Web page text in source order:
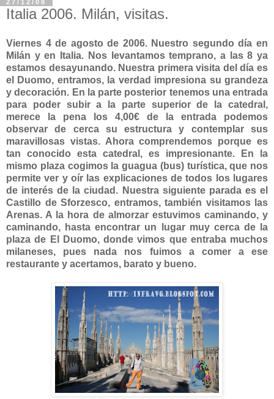
27/12/08
Italia 2006. Milán, visitas.
Viernes 4 de agosto de 2006. Nuestro segundo día en
Milán y en Italia. Nos levantamos temprano, a las 8 ya
estamos desayunando. Nuestra primera visita del día es
el Duomo, entramos, la verdad impresiona su grandeza
y decoración. En la parte posterior tenemos una entrada
para poder subir a la parte superior de la catedral,
merece la pena los 4,00€ de la entrada podemos
observar de cerca su estructura y contemplar sus
maravillosas vistas. Ahora comprendemos porque es
tan conocido esta catedral, es impresionante. En la
mismo plaza cogimos la guagua (bus) turística, que nos
permite ver y oír las explicaciones de todos los lugares
de interés de la ciudad. Nuestra siguiente parada es el
Castillo de Sforzesco, entramos, también visitamos las
Arenas. A la hora de almorzar estuvimos caminando, y
caminando, hasta encontrar un lugar muy cerca de la
plaza de El Duomo, donde vimos que entraba muchos
milaneses, pues nada nos fuimos a comer a ese
restaurante y acertamos, barato y bueno.